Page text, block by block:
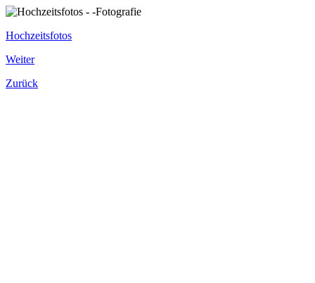
Hochzeitsfotos
Weiter
Zurück